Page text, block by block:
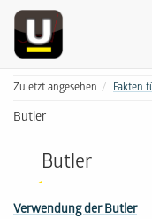
Zuletzt angesehen Fakten
Butler
Butler
Verwendung der Butler